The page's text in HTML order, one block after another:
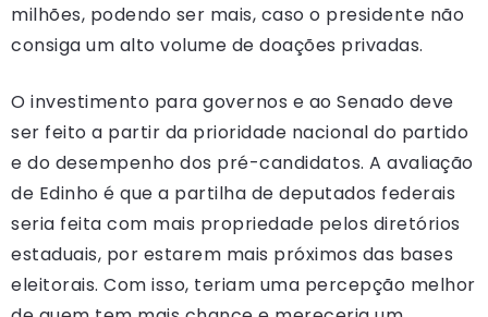
milhões, podendo ser mais, caso o presidente não
consiga um alto volume de doações privadas.
O investimento para governos e ao Senado deve
ser feito a partir da prioridade nacional do partido
e do desempenho dos pré-candidatos. A avaliação
de Edinho é que a partilha de deputados federais
seria feita com mais propriedade pelos diretórios
estaduais, por estarem mais próximos das bases
eleitorais. Com isso, teriam uma percepção melhor